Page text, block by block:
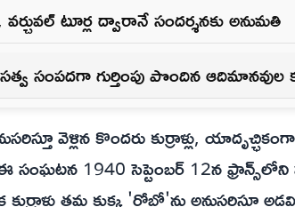
టూర్ల ద్వారానే సందర్శనకు అనుమతి
సంపదగా గుర్తింపు పొందిన ఆదిమానవుల
వెళ్లిన కొందరు కుర్రాళ్లు,
సంఘటన 1940 సెప్టెంబర్ 12న
కుర్రాళ్లు తమ కుక్క 'రోబో'ను అనుసరిస్తూ